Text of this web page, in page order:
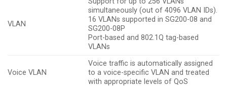
VLAN
simultaneously (out of 4096 VLAN IDs).
16 VLANs supported in SG200-08 and
SG200-08P
Port-based and 802.1Q tag-based
VLANs
Voice VLAN
Voice traffic is automatically assigned
to a voice-specific VLAN and treated
with appropriate levels of QoS